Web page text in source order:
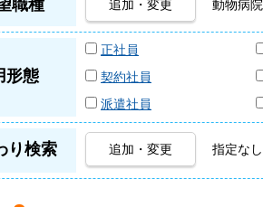
種 追加・変更 動物病院
態
正社員
契約社員
派遣社員
り検索 追加・変更 指定なし